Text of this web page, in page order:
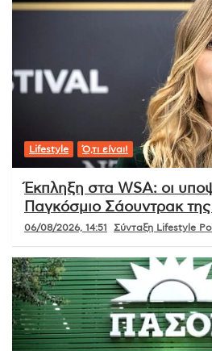
Lifestyle Ό,τι είναι!
Έκπληξη στα WSA: οι
Παγκόσμιο Σάουντρακ
06/08/2026, 14:51 Σύνταξη Lifestyle